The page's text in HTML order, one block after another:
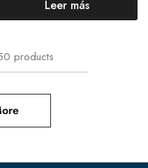
Leer más
products